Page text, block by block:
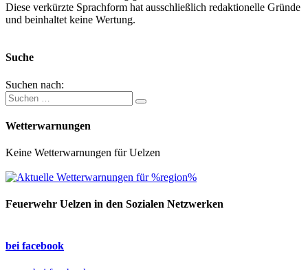
Diese verkürzte Sprachform hat ausschließlich redaktionelle Gründe
und beinhaltet keine Wertung.
Suche
Suchen nach:
Wetterwarnungen
Keine Wetterwarnungen für Uelzen
Feuerwehr Uelzen in den Sozialen Netzwerken
bei facebook